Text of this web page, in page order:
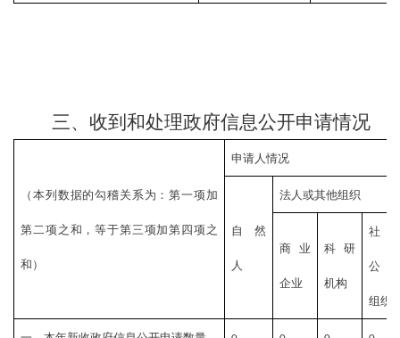
三、收到和处理政府信息公开申请情况
（本列数据的勾稽关系为：第一项加
第二项之和，等于第三项加第四项之
和）
申请人情况
自然
人
法人或其他组织
商业
企业
科研
机构
社
公
组织